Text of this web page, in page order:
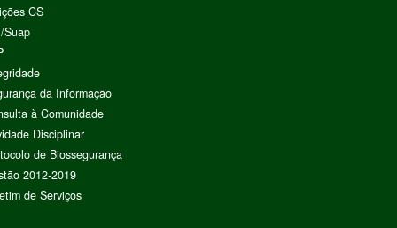
CS
Suap
da Informação
à Comunidade
Disciplinar
de Biossegurança
2012-2019
de Serviços